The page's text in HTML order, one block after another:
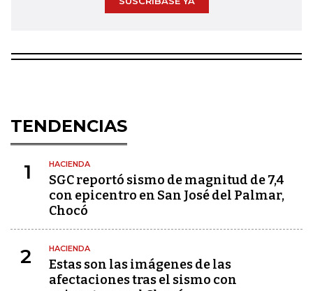
TENDENCIAS
1 HACIENDA
SGC reportó sismo de magnitud de 7,4
con epicentro en San José del Palmar,
Chocó
2 HACIENDA
Estas son las imágenes de las
afectaciones tras el sismo con